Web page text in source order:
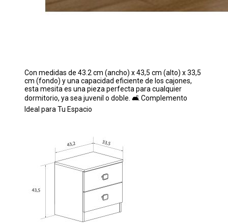
Con medidas de 43.2 cm (ancho) x 43,5 cm (alto) x 33,5
cm (fondo) y una capacidad eficiente de los cajones,
esta mesita es una pieza perfecta para cualquier
dormitorio, ya sea juvenil o doble. 🛋️ Complemento
Ideal para Tu Espacio